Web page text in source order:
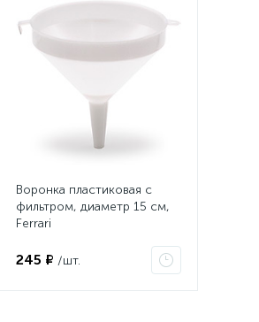
Воронка пластиковая с
фильтром, диаметр 15 см,
Ferrari
245 ₽ /шт.